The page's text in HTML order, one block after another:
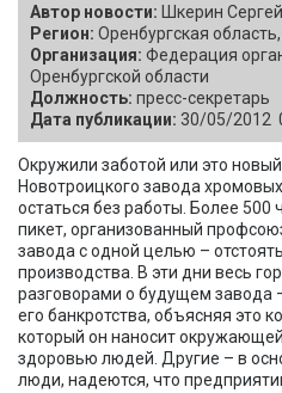
Автор новости: Шкерин
Регион: Оренбургская
Организация: Федерация
Оренбургской области
Должность: пресс-секретарь
Дата публикации: 30/05/2012
Окружили заботой или это
Новотроицкого завода
остаться без работы. Более
пикет, организованный
завода с одной целью –
производства. В эти дни весь
разговорами о будущем завода
его банкротства, объясняя это
который он наносит
здоровью людей. Другие – в
люди, надеются, что